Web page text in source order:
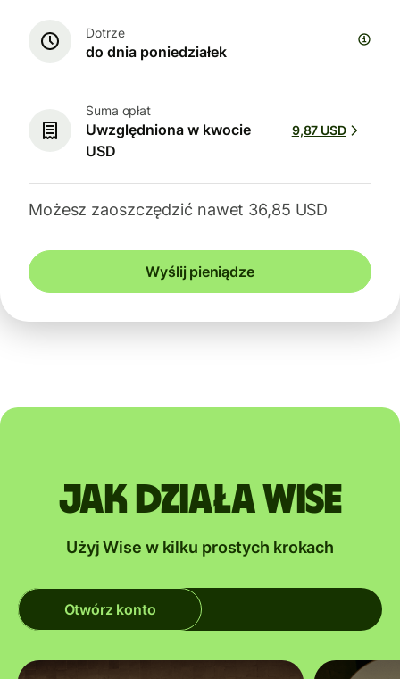
Dotrze
do dnia poniedziałek
Suma opłat
Uwzględniona w kwocie
USD
9,87 USD
Możesz zaoszczędzić nawet 36,85 USD
Wyślij pieniądze
Jak działa Wise
Użyj Wise w kilku prostych krokach
Otwórz konto